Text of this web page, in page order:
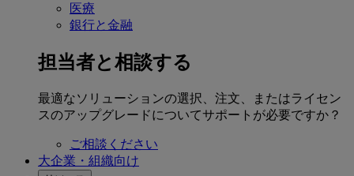
医療
銀行と金融
担当者と相談する
最適なソリューションの選択、注文、またはライセン
スのアップグレードについてサポートが必要ですか？
ご相談ください
大企業・組織向け